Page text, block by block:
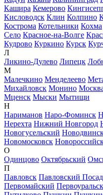
Кашира Кемерово
Кисловодск Клин Колпино
Кострома Котельники Кохма
Село Красное-на-Волге
Кудрово Куркино Курск
Л
Ликино-Дулево Липецк
М
Малечкино Менделеево
Михайловск Монино
Мценск Мыски Мытищи
Н
Нариманов Наро-Фоминск
Нерехта Нижний Новгород
Новогусельский
Новомосковск
О
Одинцово Октябрьский
П
Павловск Павловский Посад
Первомайский Первоуральск